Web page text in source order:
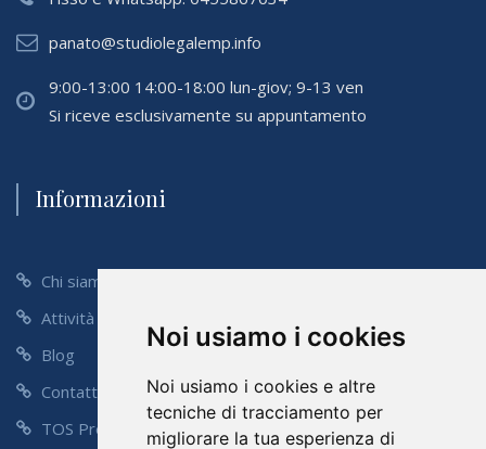
Noi usiamo i cookies
Noi usiamo i cookies e altre
tecniche di tracciamento per
migliorare la tua esperienza di
panato@studiolegalemp.info
9:00-13:00 14:00-18:00 lun-giov; 9-13 ven
Si riceve esclusivamente su appuntamento
Informazioni
Chi siamo
Attività
Blog
Contatti
TOS Preventivo